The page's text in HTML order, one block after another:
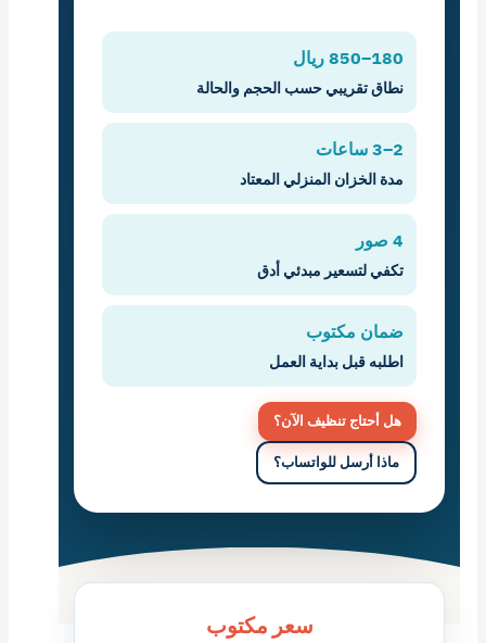
180–850 ريال
نطاق تقريبي حسب الحجم والحالة
2–3 ساعات
مدة الخزان المنزلي المعتاد
4 صور
تكفي لتسعير مبدئي أدق
ضمان مكتوب
اطلبه قبل بداية العمل
هل أحتاج تنظيف الآن؟
ماذا أرسل للواتساب؟
سعر مكتوب